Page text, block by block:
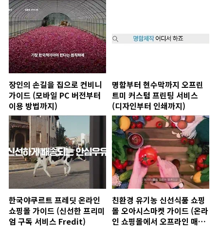
장인의 손길을 집으로 컨비니
가이드 (모바일 PC 버전부터
이용 방법까지)
명함부터 현수막까지 오프린
트미 커스텀 프린팅 서비스
(디자인부터 인쇄까지)
한국야쿠르트 프레딧 온라인
쇼핑몰 가이드 (신선한 프리미
엄 구독 서비스 Fredit)
친환경 유기농 신선식품 쇼핑
몰 오아시스마켓 가이드 (온라
인 쇼핑몰에서 오프라인 매장